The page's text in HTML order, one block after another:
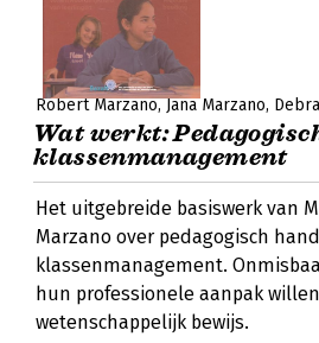
Robert Marzano Jana Marzano
Wat werkt:
klassenmanagement
Het uitgebreide basiswerk van
Marzano over pedagogisch
klassenmanagement.
hun professionele aanpak
wetenschappelijk bewijs.